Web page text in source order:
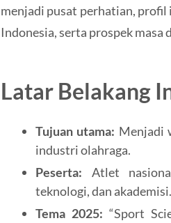
menjadi pusat perhatian, profil
Indonesia, serta prospek masa
Latar Belakang
Tujuan utama: Menjadi
industri olahraga.
Peserta: Atlet
teknologi, dan akademisi.
Tema 2025: “Sport